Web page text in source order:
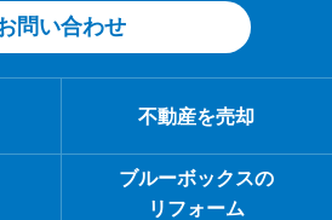
問い合わせ
不動産を売却
ブルーボックスの
リフォーム